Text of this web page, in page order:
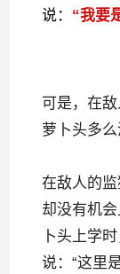
说： “我要
可是，在
萝卜头多
在敌人的
却没有机
卜头上学
说：“这里